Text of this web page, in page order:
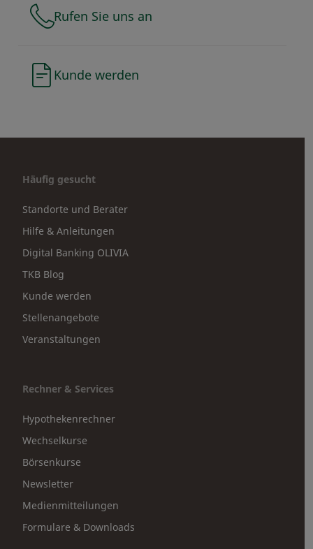
Rufen Sie uns an
Kunde werden
Häufig gesucht
Standorte und Berater
Hilfe & Anleitungen
Digital Banking OLIVIA
TKB Blog
Kunde werden
Stellenangebote
Veranstaltungen
Rechner & Services
Hypothekenrechner
Wechselkurse
Börsenkurse
Newsletter
Medienmitteilungen
Formulare & Downloads